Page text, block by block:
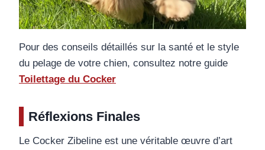
Pour des conseils détaillés sur la santé et le style
du pelage de votre chien, consultez notre guide
Toilettage du Cocker
Réflexions Finales
Le Cocker Zibeline est une véritable œuvre d’art